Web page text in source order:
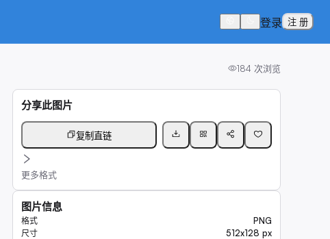
登录 注 册
184 次浏览
分享此图片
复制直链
更多格式
图片信息
格式 PNG
尺寸 512x128 px